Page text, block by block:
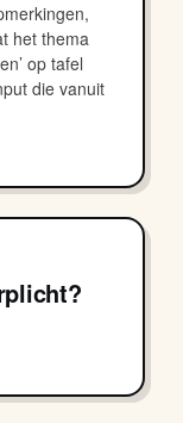
het thema
op tafel
die vanuit